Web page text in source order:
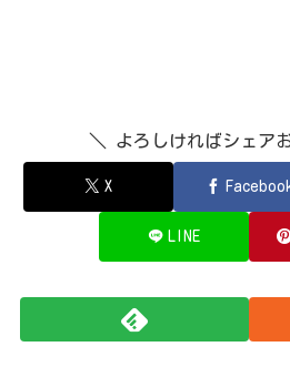
＼ よろしければシェア
X
LINE